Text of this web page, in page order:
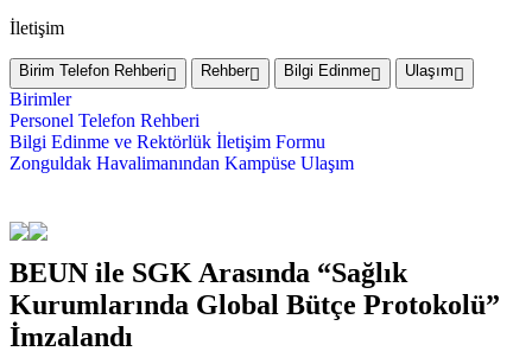
İletişim
Birim Telefon Rehberi Rehber Bilgi Edinme Ulaşım
Birimler
Personel Telefon Rehberi
Bilgi Edinme ve Rektörlük İletişim Formu
Zonguldak Havalimanından Kampüse Ulaşım
BEUN ile SGK Arasında “Sağlık
Kurumlarında Global Bütçe Protokolü”
İmzalandı